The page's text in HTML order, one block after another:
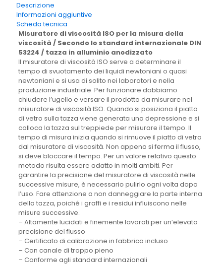
Descrizione
Informazioni aggiuntive
Scheda tecnica
Misuratore di viscosità ISO per la misura della
viscosità / Secondo lo standard internazionale DIN
53224 / tazza in alluminio anodizzato
Il misuratore di viscosità ISO serve a determinare il
tempo di svuotamento dei liquidi newtoniani o quasi
newtoniani e si usa di solito nei laboratori e nella
produzione industriale. Per funzionare dobbiamo
chiudere l’ugello e versare il prodotto da misurare nel
misuratore di viscosità ISO. Quando si posiziona il piatto
di vetro sulla tazza viene generata una depressione e si
colloca la tazza sul treppiede per misurare il tempo. Il
tempo di misura inizia quando si rimuove il piatto di vetro
dal misuratore di viscosità. Non appena si ferma il flusso,
si deve bloccare il tempo. Per un valore relativo questo
metodo risulta essere adatto in molti ambiti. Per
garantire la precisione del misuratore di viscosità nelle
successive misure, è necessario pulirlo ogni volta dopo
l’uso. Fare attenzione a non danneggiare la parte interna
della tazza, poiché i graffi e i residui influiscono nelle
misure successive.
– Altamente lucidati e finemente lavorati per un’elevata
precisione del flusso
– Certificato di calibrazione in fabbrica incluso
– Con canale di troppo pieno
– Conforme agli standard internazionali